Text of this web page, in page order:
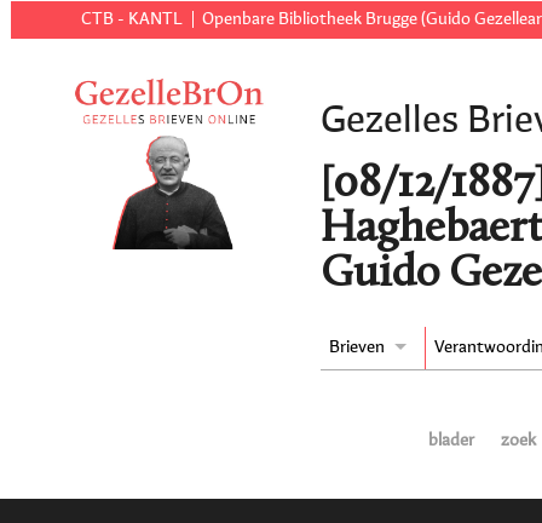
CTB - KANTL Openbare Bibliotheek Brugge (Guido
Gezelles
[08/12/
Guido
Brieven
blader zoek